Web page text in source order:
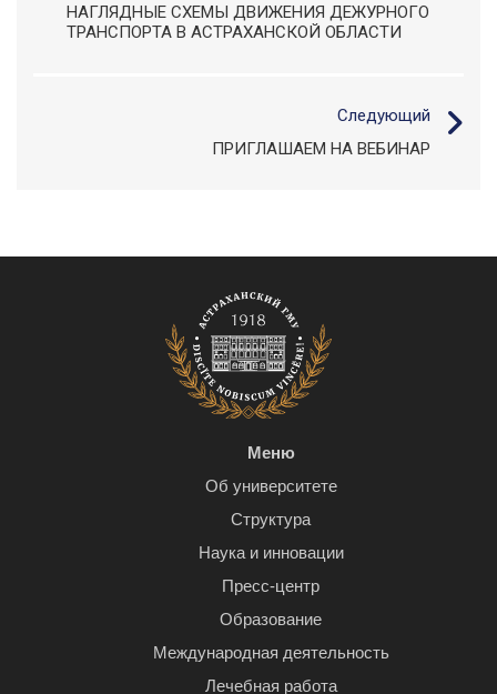
НАГЛЯДНЫЕ СХЕМЫ ДВИЖЕНИЯ ДЕЖУРНОГО
ТРАНСПОРТА В АСТРАХАНСКОЙ ОБЛАСТИ
Следующий
ПРИГЛАШАЕМ НА ВЕБИНАР
Меню
Об университете
Структура
Наука и инновации
Пресс-центр
Образование
Международная деятельность
Лечебная работа